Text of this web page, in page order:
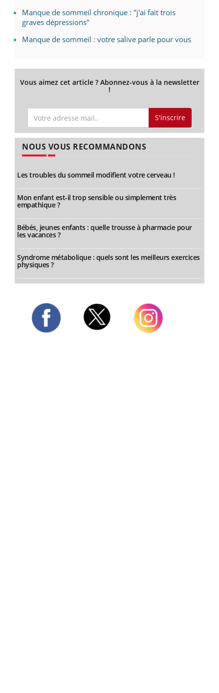
Manque de sommeil chronique : "j'ai fait trois
graves dépressions"
Manque de sommeil : votre salive parle pour vous
Vous aimez cet article ? Abonnez-vous à la newsletter
!
S'inscrire
NOUS VOUS RECOMMANDONS
Les troubles du sommeil modifient votre cerveau !
Mon enfant est-il trop sensible ou simplement très
empathique ?
Bébés, jeunes enfants : quelle trousse à pharmacie pour
les vacances ?
Syndrome métabolique : quels sont les meilleurs exercices
physiques ?